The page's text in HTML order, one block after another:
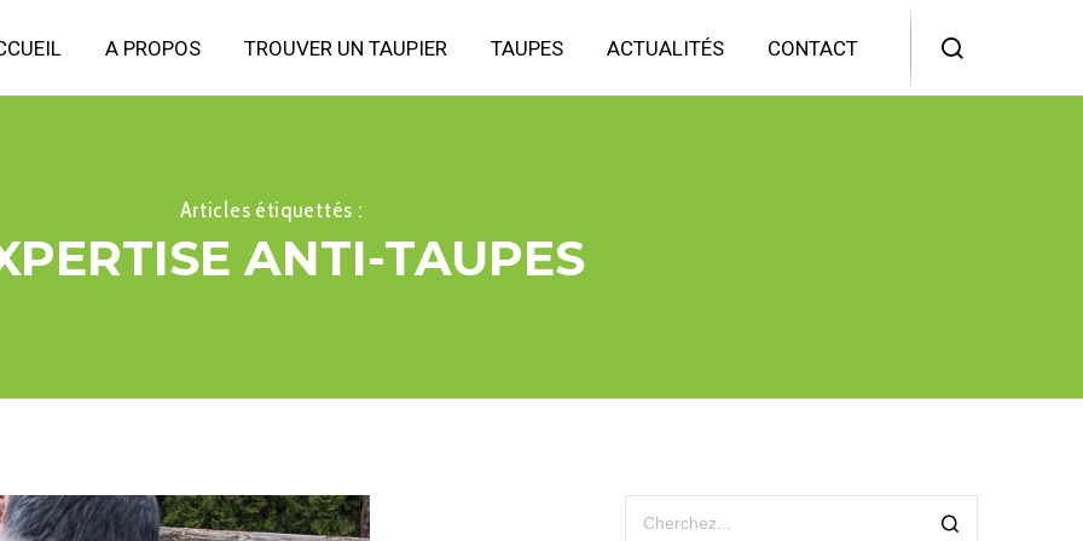
A PROPOS TROUVER UN TAUPIER TAUPES ACTUALITÉS CONTACT
Articles étiquettés :
ANTI-TAUPES